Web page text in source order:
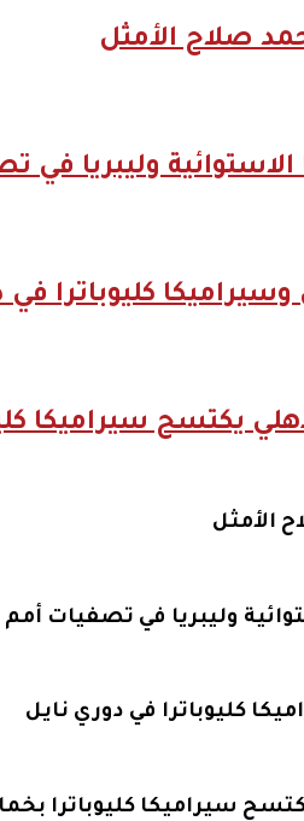
صلاح الأمثل
الاستوائية وليبريا في
كليوباترا في
يكتسح سيراميكا
الأمثل
وليبريا في تصفيات أمم
كليوباترا في دوري نايل
سيراميكا كليوباترا